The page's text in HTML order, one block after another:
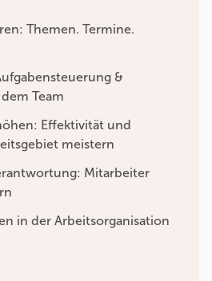
Themen. Termine.
&
Team
Effektivität und
meistern
Mitarbeiter
in der Arbeitsorganisation